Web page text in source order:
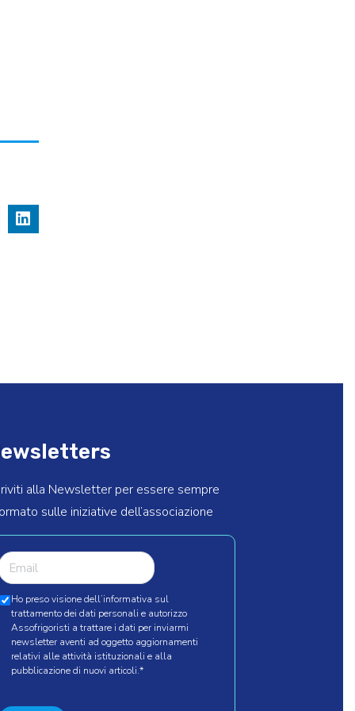
alla Newsletter per essere sempre
sulle iniziative dell’associazione
Ho preso visione dell’informativa sul
trattamento dei dati personali e autorizzo
Assofrigoristi a trattare i dati per inviarmi
newsletter aventi ad oggetto aggiornamenti
relativi alle attività istituzionali e alla
pubblicazione di nuovi articoli.*